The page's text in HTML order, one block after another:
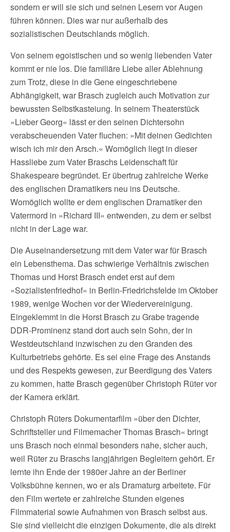
sondern er will sie sich und seinen Lesern vor Augen
führen können. Dies war nur außerhalb des
sozialistischen Deutschlands möglich.
Von seinem egoistischen und so wenig liebenden Vater
kommt er nie los. Die familiäre Liebe aller Ablehnung
zum Trotz, diese in die Gene eingeschriebene
Abhängigkeit, war Brasch zugleich auch Motivation zur
bewussten Selbstkasteiung. In seinem Theaterstück
»Lieber Georg« lässt er den seinen Dichtersohn
verabscheuenden Vater fluchen: »Mit deinen Gedichten
wisch ich mir den Arsch.« Womöglich liegt in dieser
Hassliebe zum Vater Braschs Leidenschaft für
Shakespeare begründet. Er übertrug zahlreiche Werke
des englischen Dramatikers neu ins Deutsche.
Womöglich wollte er dem englischen Dramatiker den
Vatermord in »Richard III« entwenden, zu dem er selbst
nicht in der Lage war.
Die Auseinandersetzung mit dem Vater war für Brasch
ein Lebensthema. Das schwierige Verhältnis zwischen
Thomas und Horst Brasch endet erst auf dem
»Sozialistenfriedhof« in Berlin-Friedrichsfelde im Oktober
1989, wenige Wochen vor der Wiedervereinigung.
Eingeklemmt in die Horst Brasch zu Grabe tragende
DDR-Prominenz stand dort auch sein Sohn, der in
Westdeutschland inzwischen zu den Granden des
Kulturbetriebs gehörte. Es sei eine Frage des Anstands
und des Respekts gewesen, zur Beerdigung des Vaters
zu kommen, hatte Brasch gegenüber Christoph Rüter vor
der Kamera erklärt.
Christoph Rüters Dokumentarfilm »über den Dichter,
Schriftsteller und Filmemacher Thomas Brasch« bringt
uns Brasch noch einmal besonders nahe, sicher auch,
weil Rüter zu Braschs langjährigen Begleitern gehört. Er
lernte ihn Ende der 1980er Jahre an der Berliner
Volksbühne kennen, wo er als Dramaturg arbeitete. Für
den Film wertete er zahlreiche Stunden eigenes
Filmmaterial sowie Aufnahmen von Brasch selbst aus.
Sie sind vielleicht die einzigen Dokumente, die als direkt